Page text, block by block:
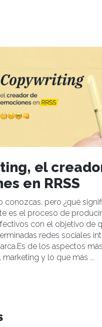
el
en RRSS
conozcas, pero ¿qué
es el proceso de
con el objetivo de
redes sociales
de los aspectos más
y lo que más ...